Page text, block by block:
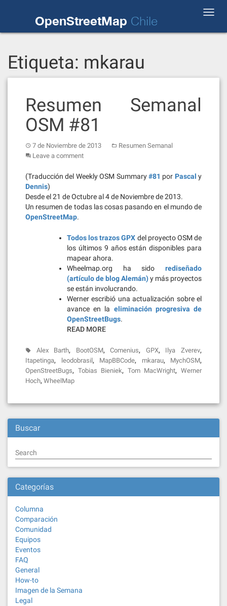
OpenStreetMap Chile
Etiqueta: mkarau
Resumen Semanal
OSM #81
7 de Noviembre de 2013
Resumen Semanal
Leave a comment
(Traducción del Weekly OSM Summary#81 por Pascal y
Dennis)
Desde el 21 de Octubre al 4 de Noviembre de 2013.
Un resumen de todas las cosas pasando en el mundo de
OpenStreetMap.
Todos los trazos GPX del proyecto OSM de
los últimos 9 años están disponibles para
mapear ahora.
Wheelmap.org ha sido rediseñado
(artículo de blog Alemán)y más proyectos
se están involucrando.
Werner escribió una actualización sobre el
avance en la eliminación progresiva de
OpenStreetBugs.
READ MORE
Alex Barth, BootOSM,Comenius, GPX, Ilya Zverev,
Itapetinga, leodobrasil, MapBBCode, mkarau, MychOSM,
OpenStreetBugs, Tobias Bieniek, Tom MacWright,Werner
Hoch, WheelMap
Buscar
Search
Categorías
Columna
Comparación
Comunidad
Equipos
Eventos
FAQ
General
How-to
Imagen de la Semana
Legal